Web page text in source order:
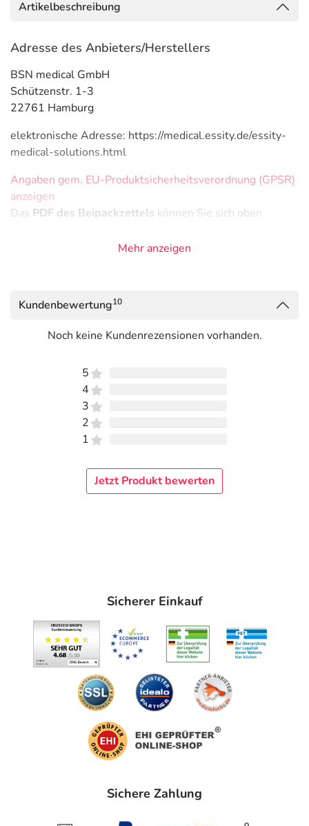
Artikelbeschreibung
Adresse des Anbieters/Herstellers
BSN medical GmbH
Schützenstr. 1-3
22761 Hamburg
elektronische Adresse: https://medical.essity.de/essity-
medical-solutions.html
Angaben gem. EU-Produktsicherheitsverordnung (GPSR)
anzeigen
Das PDF des Beipackzettels können Sie sich oben
Mehr anzeigen
Kundenbewertung10
Noch keine Kundenrezensionen vorhanden.
5
4
3
2
1
Jetzt Produkt bewerten
Sicherer Einkauf
Sichere Zahlung